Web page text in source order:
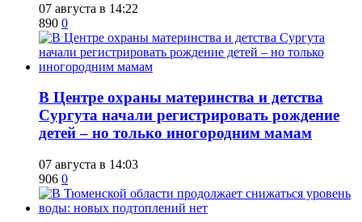
07 августа в 14:22
890 0
​В Центре охраны материнства и детства
Сургута начали регистрировать рождение
детей – но только иногородним мамам
07 августа в 14:03
906 0